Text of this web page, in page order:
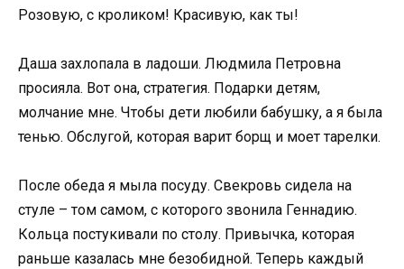
Розовую, с кроликом! Красивую, как ты!
Даша захлопала в ладоши. Людмила Петровна
просияла. Вот она, стратегия. Подарки детям,
молчание мне. Чтобы дети любили бабушку, а я была
тенью. Обслугой, которая варит борщ и моет тарелки.
После обеда я мыла посуду. Свекровь сидела на
стуле – том самом, с которого звонила Геннадию.
Кольца постукивали по столу. Привычка, которая
раньше казалась мне безобидной. Теперь каждый